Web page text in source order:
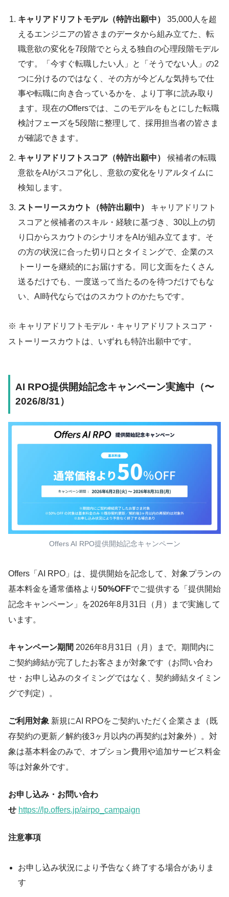
キャリアドリフトモデル（特許出願中）
35,000人を超
えるエンジニアの皆さまのデータから組み立てた、転
職意欲の変化を7段階でとらえる独自の心理段階モデル
です。「今すぐ転職したい人」と「そうでない人」の2
つに分けるのではなく、その方が今どんな気持ちで仕
事や転職に向き合っているかを、より丁寧に読み取り
ます。現在のOffersでは、このモデルをもとにした転職
検討フェーズを5段階に整理して、採用担当者の皆さま
が確認できます。
キャリアドリフトスコア（特許出願中）
候補者の転職
意欲をAIがスコア化し、意欲の変化をリアルタイムに
検知します。
ストーリースカウト（特許出願中）
キャリアドリフト
スコアと候補者のスキル・経験に基づき、30以上の切
り口からスカウトのシナリオをAIが組み立てます。そ
の方の状況に合った切り口とタイミングで、企業のス
トーリーを継続的にお届けする。同じ文面をたくさん
送るだけでも、一度送って当たるのを待つだけでもな
い、AI時代ならではのスカウトのかたちです。
※ キャリアドリフトモデル・キャリアドリフトスコア・
ストーリースカウトは、いずれも特許出願中です。
AI RPO提供開始記念キャンペーン実施中（〜
2026/8/31）
Offers AI RPO提供開始記念キャンペーン
Offers「AI RPO」は、提供開始を記念して、対象プランの
基本料金を通常価格より 50%OFFでご提供する「提供開始
記念キャンペーン」を2026年8月31日（月）まで実施して
います。
キャンペーン期間 2026年8月31日（月）まで。期間内に
ご契約締結が完了したお客さまが対象です（お問い合わ
せ・お申し込みのタイミングではなく、契約締結タイミン
グで判定）。
ご利用対象 新規にAI RPOをご契約いただく企業さま（既
存契約の更新／解約後3ヶ月以内の再契約は対象外）。対
象は基本料金のみで、オプション費用や追加サービス料金
等は対象外です。
お申し込み・お問い合わ
せ https://lp.offers.jp/airpo_campaign
注意事項
お申し込み状況により予告なく終了する場合がありま
す